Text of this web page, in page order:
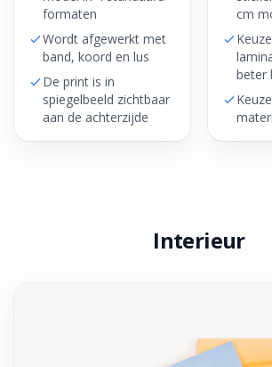
formaten
Wordt afgewerkt met
band, koord en lus
De print is in
spiegelbeeld zichtbaar
aan de achterzijde
cm
beter
Interieur